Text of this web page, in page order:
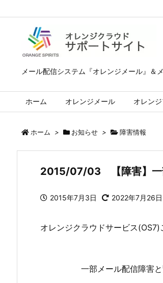
メール配信システム『オレンジメール』
ホーム オレンジメール オレン
ホーム > お知らせ > 障害情報
2015/07/03 【障害】一
2015年7月3日 2022年7月26日
オレンジクラウドサービス
一部メール配信障害と緊